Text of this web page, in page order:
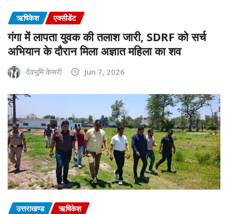
ऋषिकेश एक्सीडेंट
गंगा में लापता युवक की तलाश जारी, SDRF को सर्च
अभियान के दौरान मिला अज्ञात महिला का शव
देवभूमि केसरी Jun 7, 2026
उत्तराखण्ड ऋषिकेश